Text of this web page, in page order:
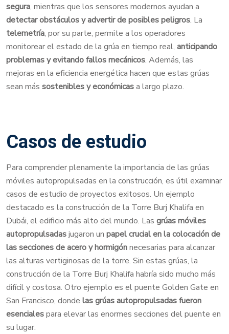
segura, mientras que los sensores modernos ayudan a
detectar obstáculos y advertir de posibles peligros. La
telemetría, por su parte, permite a los operadores
monitorear el estado de la grúa en tiempo real, anticipando
problemas y evitando fallos mecánicos. Además, las
mejoras en la eficiencia energética hacen que estas grúas
sean más sostenibles y económicasa largo plazo.
Casos de estudio
Para comprender plenamente la importancia de las grúas
móviles autopropulsadas en la construcción, es útil examinar
casos de estudio de proyectos exitosos. Un ejemplo
destacado es la construcción de la Torre Burj Khalifa en
Dubái, el edificio más alto del mundo. Las grúas móviles
autopropulsadasjugaron un papel crucial en la colocación de
las secciones de acero y hormigónnecesarias para alcanzar
las alturas vertiginosas de la torre. Sin estas grúas, la
construcción de la Torre Burj Khalifa habría sido mucho más
difícil y costosa. Otro ejemplo es el puente Golden Gate en
San Francisco, donde las grúas autopropulsadas fueron
esencialespara elevar las enormes secciones del puente en
su lugar.